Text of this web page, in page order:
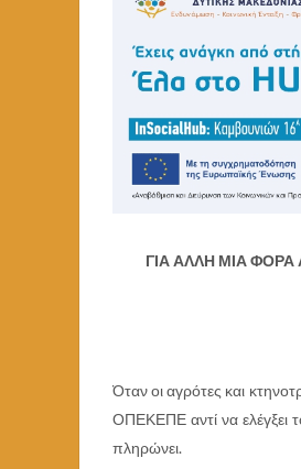
ΓΙΑ ΑΛΛΗ ΜΙΑ
Όταν οι αγρότες και
ΟΠΕΚΕΠΕ αντί να ελέγξει
πληρώνει.